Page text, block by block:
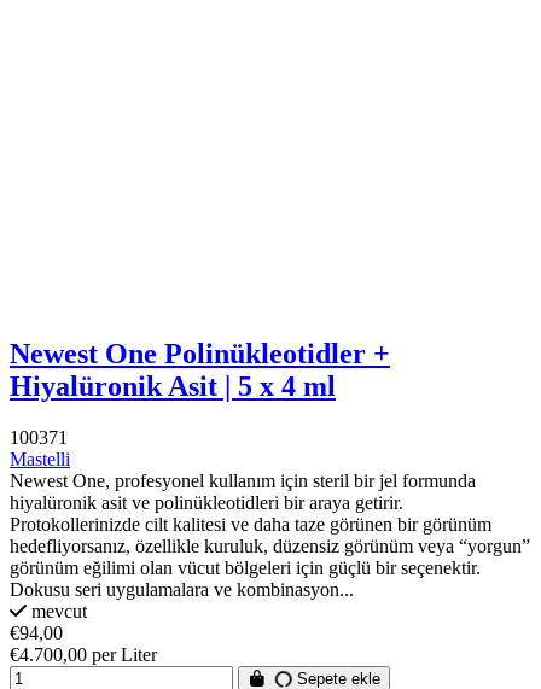
Newest One Polinükleotidler +
Hiyalüronik Asit | 5 x 4 ml
100371
Mastelli
Newest One, profesyonel kullanım için steril bir jel formunda
hiyalüronik asit ve polinükleotidleri bir araya getirir.
Protokollerinizde cilt kalitesi ve daha taze görünen bir görünüm
hedefliyorsanız, özellikle kuruluk, düzensiz görünüm veya “yorgun”
görünüm eğilimi olan vücut bölgeleri için güçlü bir seçenektir.
Dokusu seri uygulamalara ve kombinasyon...
mevcut
€94,00
€4.700,00 per Liter
Sepete ekle